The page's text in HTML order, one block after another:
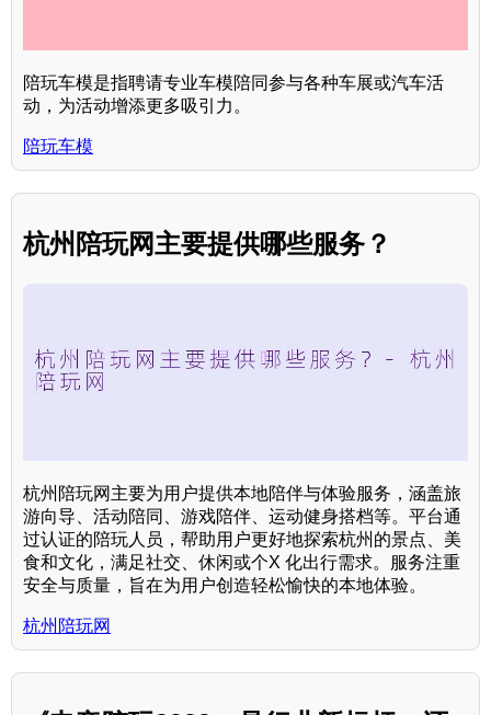
陪玩车模是指聘请专业车模陪同参与各种车展或汽车活
动，为活动增添更多吸引力。
陪玩车模
杭州陪玩网主要提供哪些服务？
杭州陪玩网主要为用户提供本地陪伴与体验服务，涵盖旅
游向导、活动陪同、游戏陪伴、运动健身搭档等。平台通
过认证的陪玩人员，帮助用户更好地探索杭州的景点、美
食和文化，满足社交、休闲或个X 化出行需求。服务注重
安全与质量，旨在为用户创造轻松愉快的本地体验。
杭州陪玩网